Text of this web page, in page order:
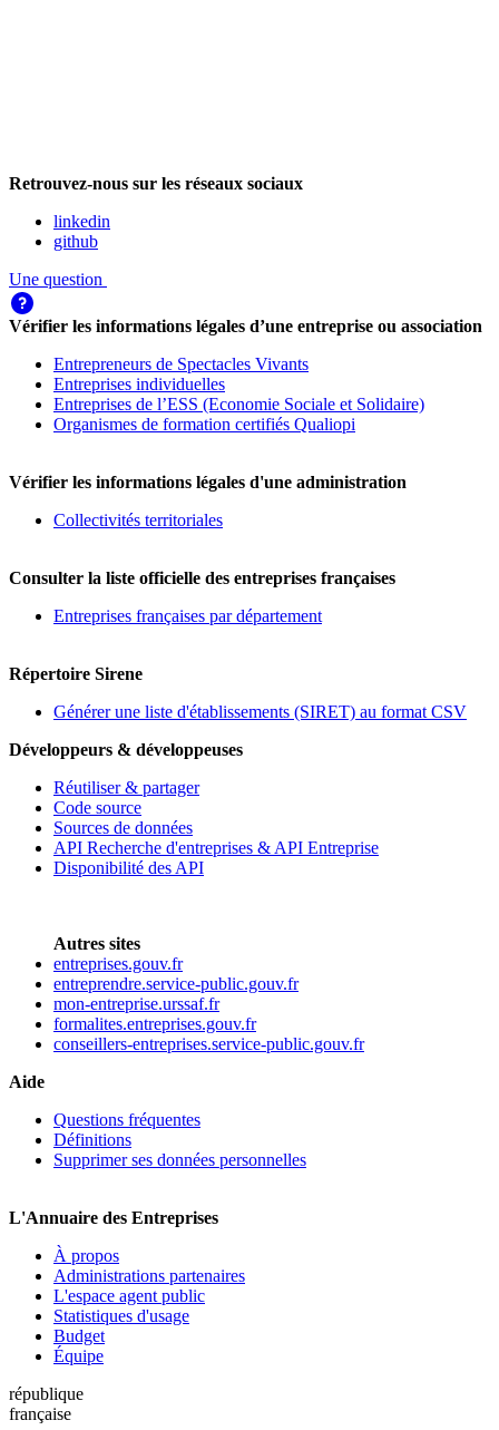
Retrouvez-nous sur les réseaux sociaux
linkedin
github
Une question
Vérifier les informations légales d’une entreprise ou association
Entrepreneurs de Spectacles Vivants
Entreprises individuelles
Entreprises de l’ESS (Economie Sociale et Solidaire)
Organismes de formation certifiés Qualiopi
Vérifier les informations légales d'une administration
Collectivités territoriales
Consulter la liste officielle des entreprises françaises
Entreprises françaises par département
Répertoire Sirene
Générer une liste d'établissements (SIRET) au format CSV
Développeurs & développeuses
Réutiliser & partager
Code source
Sources de données
API Recherche d'entreprises & API Entreprise
Disponibilité des API
Autres sites
entreprises.gouv.fr
entreprendre.service-public.gouv.fr
mon-entreprise.urssaf.fr
formalites.entreprises.gouv.fr
conseillers-entreprises.service-public.gouv.fr
Aide
Questions fréquentes
Définitions
Supprimer ses données personnelles
L'Annuaire des Entreprises
À propos
Administrations partenaires
L'espace agent public
Statistiques d'usage
Budget
Équipe
république
française